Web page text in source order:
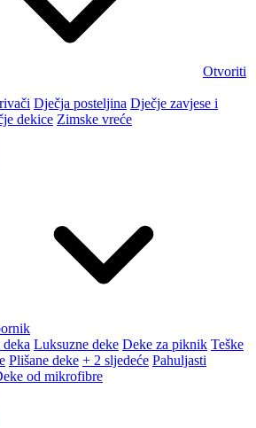
Otvoriti
Dječja posteljina Dječje zavjese i
dekice Zimske vreće
deka Luksuzne deke Deke za piknik Teške
Plišane deke + 2 sljedeće Pahuljasti
od mikrofibre